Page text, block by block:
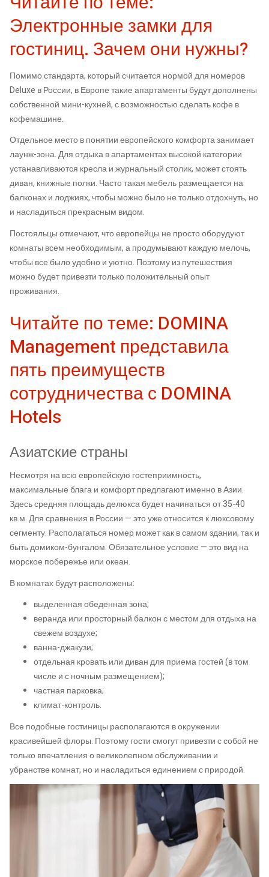
Электронные замки для
гостиниц. Зачем они нужны?
Помимо стандарта, который считается нормой для номеров
Deluxe в России, в Европе такие апартаменты будут дополнены
собственной мини-кухней, с возможностью сделать кофе в
кофемашине.
Отдельное место в понятии европейского комфорта занимает
лаунж-зона. Для отдыха в апартаментах высокой категории
устанавливаются кресла и журнальный столик, может стоять
диван, книжные полки. Часто такая мебель размещается на
балконах и лоджиях, чтобы можно было не только отдохнуть, но
и насладиться прекрасным видом.
Постояльцы отмечают, что европейцы не просто оборудуют
комнаты всем необходимым, а продумывают каждую мелочь,
чтобы все было удобно и уютно. Поэтому из путешествия
можно будет привезти только положительный опыт
проживания.
Читайте по теме: DOMINA
Management представила
пять преимуществ
сотрудничества с DOMINA
Hotels
Азиатские страны
Несмотря на всю европейскую гостеприимность,
максимальные блага и комфорт предлагают именно в Азии.
Здесь средняя площадь делюкса будет начинаться от 35-40
кв.м. Для сравнения в России — это уже относится к люксовому
сегменту. Располагаться номер может как в самом здании, так и
быть домиком-бунгалом. Обязательное условие — это вид на
морское побережье или океан.
В комнатах будут расположены:
выделенная обеденная зона;
веранда или просторный балкон с местом для отдыха на
свежем воздухе;
ванна-джакузи;
отдельная кровать или диван для приема гостей (в том
числе и с ночным размещением);
частная парковка;
климат-контроль.
Все подобные гостиницы располагаются в окружении
красивейшей флоры. Поэтому гости смогут привезти с собой не
только впечатления о великолепном обслуживании и
убранстве комнат, но и насладиться единением с природой.